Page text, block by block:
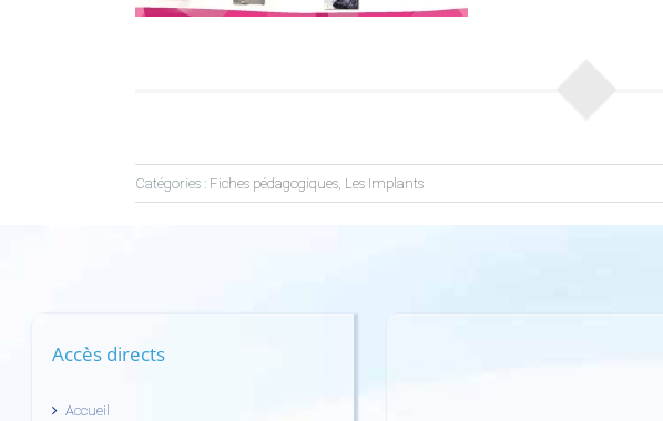
Catégories : Fiches pédagogiques, Les Implants
Accès directs
Accueil